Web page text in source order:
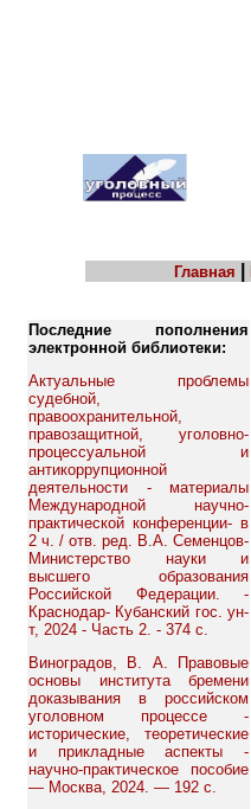
Главная
Последние пополнения
электронной библиотеки:
Актуальные проблемы
судебной,
правоохранительной,
правозащитной, уголовно-
процессуальной и
антикоррупционной
деятельности - материалы
Международной научно-
практической конференции- в
2 ч. / отв. ред. В.А. Семенцов-
Министерство науки и
высшего образования
Российской Федерации. -
Краснодар- Кубанский гос. ун-
т, 2024 - Часть 2. - 374 с.
Виноградов, В. А. Правовые
основы института бремени
доказывания в российском
уголовном процессе -
исторические, теоретические
и прикладные аспекты -
научно-практическое пособие
— Москва, 2024. — 192 с.